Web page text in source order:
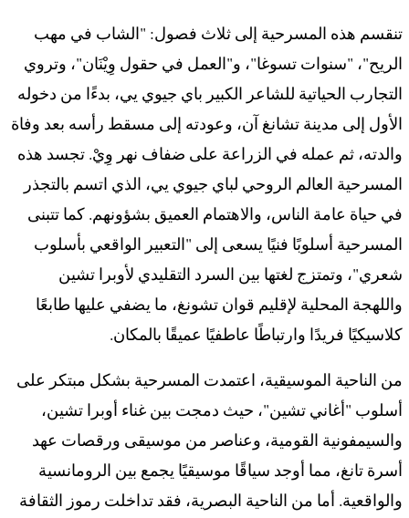
تنقسم هذه المسرحية إلى ثلاث فصول: "الشاب في مهب
الريح"، "سنوات تسوغا"، و"العمل في حقول وِيْنَان"، وتروي
التجارب الحياتية للشاعر الكبير باي جيوي يي، بدءًا من دخوله
الأول إلى مدينة تشانغ آن، وعودته إلى مسقط رأسه بعد وفاة
والدته، ثم عمله في الزراعة على ضفاف نهر وِيْ. تجسد هذه
المسرحية العالم الروحي لباي جيوي يي، الذي اتسم بالتجذر
في حياة عامة الناس، والاهتمام العميق بشؤونهم. كما تتبنى
المسرحية أسلوبًا فنيًا يسعى إلى "التعبير الواقعي بأسلوب
شعري"، وتمتزج لغتها بين السرد التقليدي لأوبرا تشين
واللهجة المحلية لإقليم قوان تشونغ، ما يضفي عليها طابعًا
كلاسيكيًا فريدًا وارتباطًا عاطفيًا عميقًا بالمكان.
من الناحية الموسيقية، اعتمدت المسرحية بشكل مبتكر على
أسلوب "أغاني تشين"، حيث دمجت بين غناء أوبرا تشين،
والسيمفونية القومية، وعناصر من موسيقى ورقصات عهد
أسرة تانغ، مما أوجد سياقًا موسيقيًا يجمع بين الرومانسية
والواقعية. أما من الناحية البصرية، فقد تداخلت رموز الثقافة